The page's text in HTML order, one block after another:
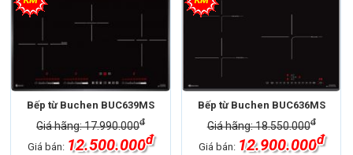
Bếp từ Buchen BUC639MS
Giá hãng: 17.990.000đ
Giá bán: 12.500.000đ
Bếp từ Buchen BUC636MS
Giá hãng: 18.550.000đ
Giá bán: 12.900.000đ